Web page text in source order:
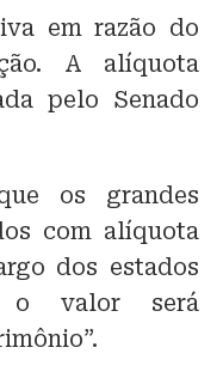
em razão do
A alíquota
pelo Senado
os grandes
com alíquota
dos estados
o valor será